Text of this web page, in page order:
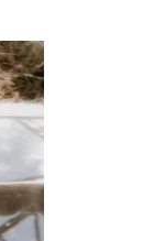
bir anlam
izlemeye
siyaseti, dini,
Ertesi gün